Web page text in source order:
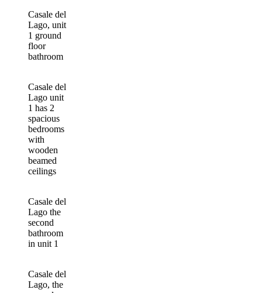
Casale del
Lago, unit
1 ground
floor
bathroom
Casale del
Lago unit
1 has 2
spacious
bedrooms
with
wooden
beamed
ceilings
Casale del
Lago the
second
bathroom
in unit 1
Casale del
Lago, the